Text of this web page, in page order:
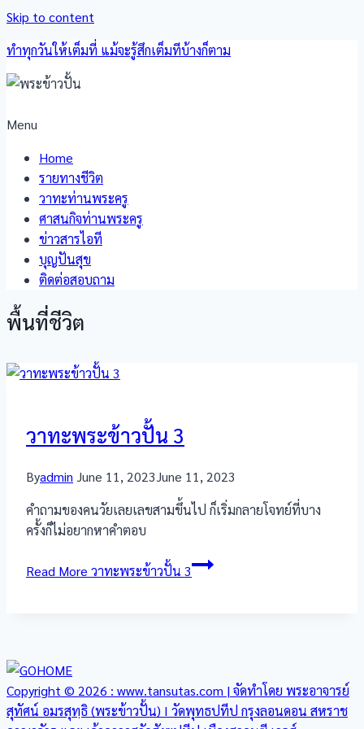
Skip to content
ทำทุกวันให้เต็มที่ แม้จะรู้สึกเต็มทีบ้างก็ตาม
Menu
Home
รายทางชีวิต
วาทะท่านพระครู
ศาสนกิจท่านพระครู
ข่าวสารไอที
บุญปันสุข
ติดต่อสอบถาม
พื้นที่ชีวิต
วาทะพระข้าวปั้น 3
Byadmin June 11, 2023June 11, 2023
คำถามของคนวัยเลยเลขสามขึ้นไป ก็เริ่มกลายโจทย์ที่บาง
ครั้งก็ไม่อยากหาคำตอบ
Read More วาทะพระข้าวปั้น 3
Copyright © 2026 : www.tansutas.com | จัดทำโดย พระอาจารย์
สุทัศน์ อมรสุทฺธิ (พระข้าวปั้น) I วัดพุทธปทีป กรุงลอนดอน สหราช